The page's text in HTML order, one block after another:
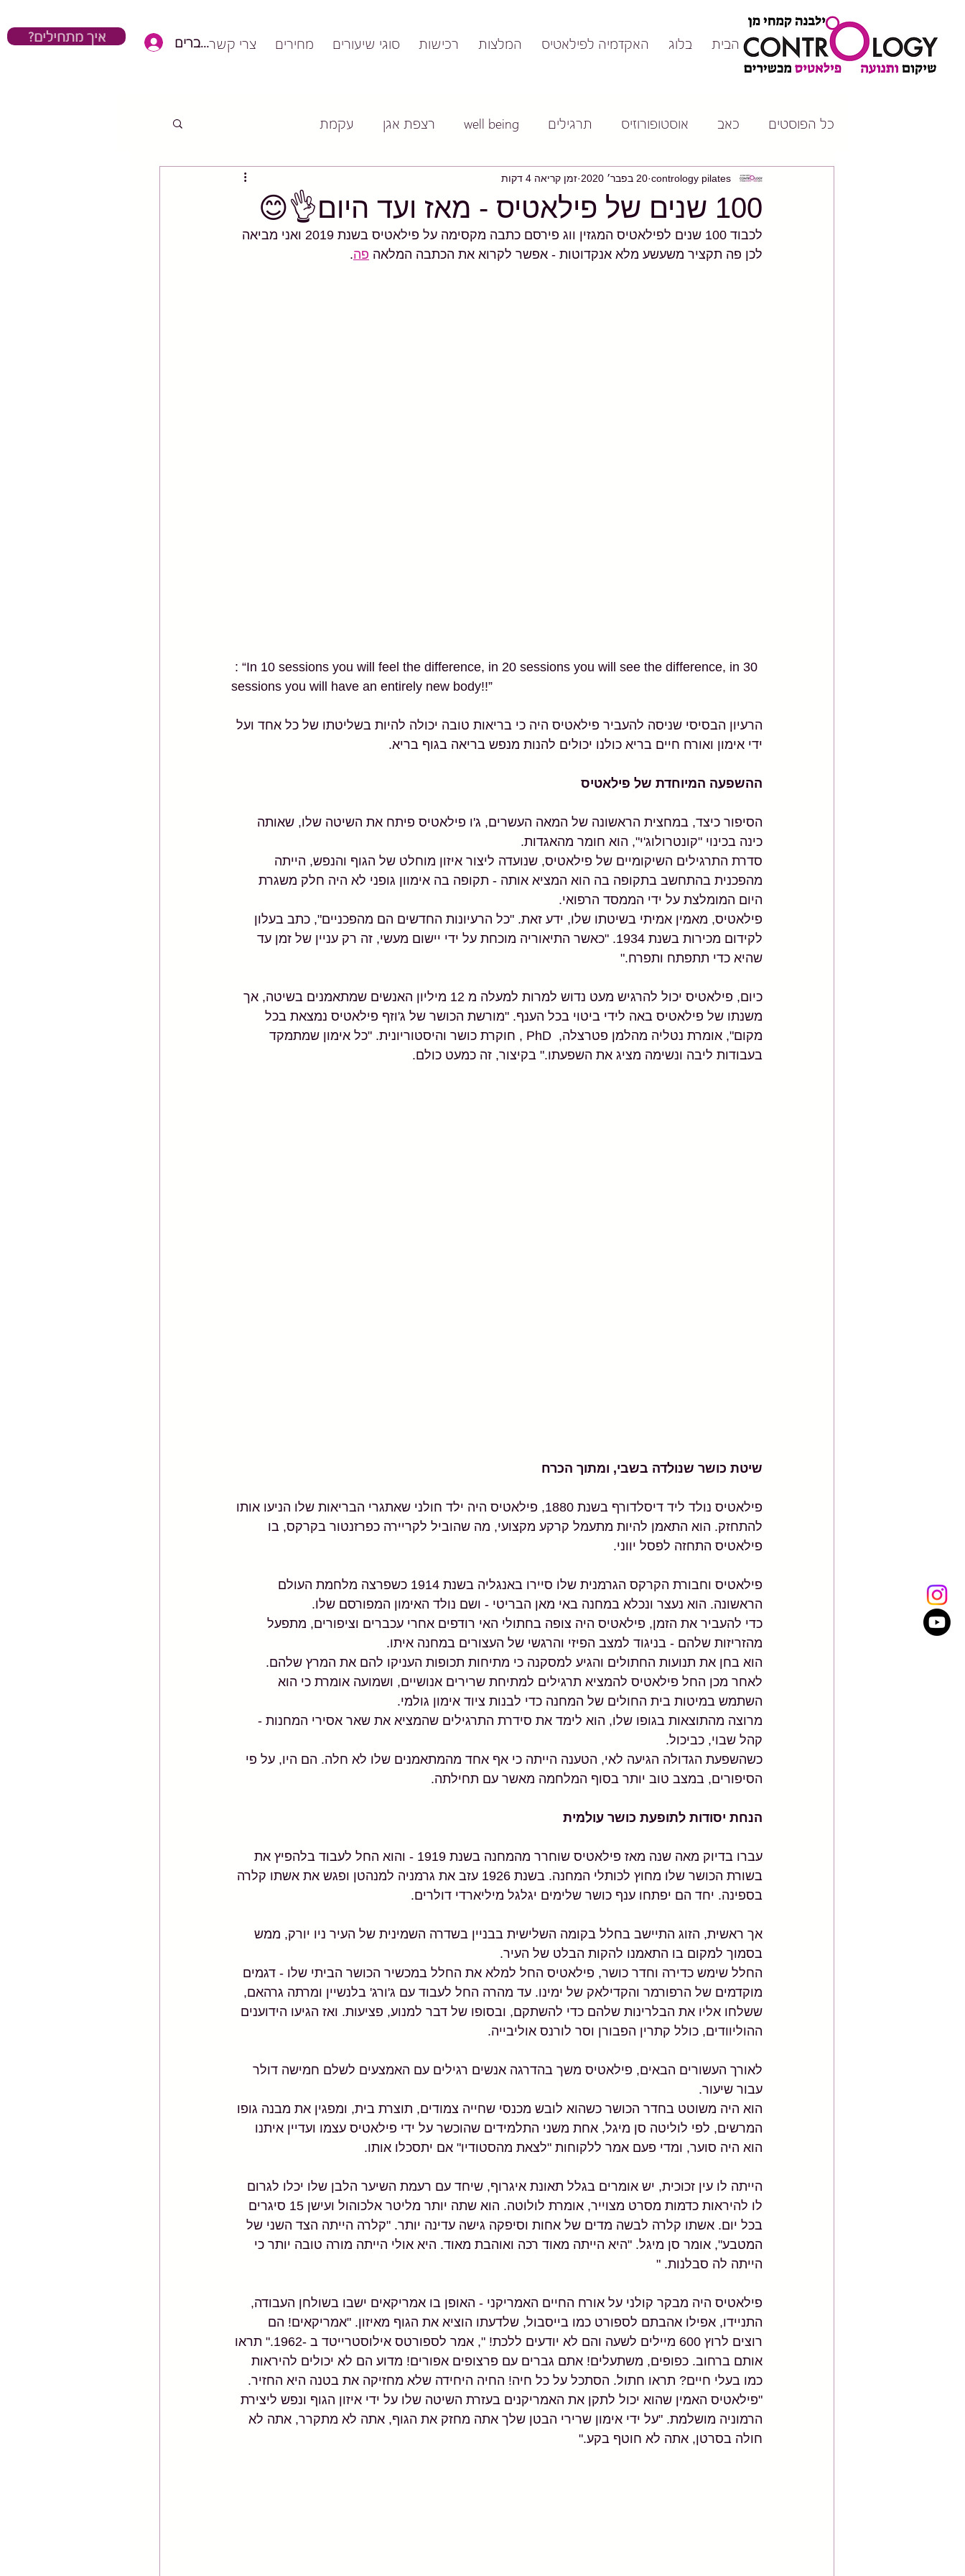
?איך מתחילים כניסת חברים דף הבית בלוג האקדמיה לפילאטיס המלצות רכישות סוגי שיעורים מחירים צרי קשר
כל הפוסטים כאב אוסטופורוזיס תרגילים well being רצפת אגן עקמת
100 שנים של פילאטיס - מאז ועד היום👌😊
contrology pilates 20 בפבר׳ 2020 זמן קריאה 4 דקות
לכבוד 100 שנים לפילאטיס המגזין ווג פירסם כתבה מקסימה על פילאטיס בשנת 2019 ואני מביאה
לכן פה תקציר משעשע מלא אנקדוטות - אפשר לקרוא את הכתבה המלאה פה.
sessions you will have an entirely new body!!”
הרעיון הבסיסי שניסה להעביר פילאטיס היה כי בריאות טובה יכולה להיות בשליטתו של כל אחד ועל
ידי אימון ואורח חיים בריא כולנו יכולים להנות מנפש בריאה בגוף בריא.
ההשפעה המיוחדת של פילאטיס
הסיפור כיצד, במחצית הראשונה של המאה העשרים, ג'ו פילאטיס פיתח את השיטה שלו, שאותה
כינה בכינוי "קונטרולוג'י", הוא חומר מהאגדות.
סדרת התרגילים השיקומיים של פילאטיס, שנועדה ליצור איזון מוחלט של הגוף והנפש, הייתה
מהפכנית בהתחשב בתקופה בה הוא המציא אותה - תקופה בה אימוון גופני לא היה חלק משגרת
היום המומלצת על ידי הממסד הרפואי.
פילאטיס, מאמין אמיתי בשיטתו שלו, ידע זאת. "כל הרעיונות החדשים הם מהפכניים", כתב בעלון
לקידום מכירות בשנת 1934. "כאשר התיאוריה מוכחת על ידי יישום מעשי, זה רק עניין של זמן עד
שהיא כדי תתפתח ותפרח."
כיום, פילאטיס יכול להרגיש מעט נדוש למרות למעלה מ 12 מיליון האנשים שמתאמנים בשיטה, אך
משנתו של פילאטיס באה לידי ביטוי בכל הענף. "מורשת הכושר של ג'וזף פילאטיס נמצאת בכל
מקום", אומרת נטליה מהלמן פטרצלה,  PhD , חוקרת כושר והיסטוריונית. "כל אימון שמתמקד
בעבודות ליבה ונשימה מציג את השפעתו." בקיצור, זה כמעט כולם.
שיטת כושר שנולדה בשבי, ומתוך הכרח
פילאטיס נולד ליד דיסלדורף בשנת 1880, פילאטיס היה ילד חולני שאתגרי הבריאות שלו הניעו אותו
להתחזק. הוא התאמן להיות מתעמל קרקע מקצועי, מה שהוביל לקריירה כפרזנטור בקרקס, בו
פילאטיס התחזה לפסל יווני.
פילאטיס וחבורת הקרקס הגרמנית שלו סיירו באנגליה בשנת 1914 כשפרצה מלחמת העולם
הראשונה. הוא נעצר ונכלא במחנה באי מאן הבריטי - ושם נולד האימון המפורסם שלו.
כדי להעביר את הזמן, פילאטיס היה צופה בחתולי האי רודפים אחרי עכברים וציפורים, מתפעל
מהזריזות שלהם - בניגוד למצב הפיזי והרגשי של העצורים במחנה איתו.
הוא בחן את תנועות החתולים והגיע למסקנה כי מתיחות תכופות העניקו להם את המרץ שלהם.
לאחר מכן החל פילאטיס להמציא תרגילים למתיחת שרירים אנושיים, ושמועה אומרת כי הוא
השתמש במיטות בית החולים של המחנה כדי לבנות ציוד אימון גולמי.
מרוצה מהתוצאות בגופו שלו, הוא לימד את סידרת התרגילים שהמציא את שאר אסירי המחנות -
קהל שבוי, כביכול.
כשהשפעת הגדולה הגיעה לאי, הטענה הייתה כי אף אחד מהמתאמנים שלו לא חלה. הם היו, על פי
הסיפורים, במצב טוב יותר בסוף המלחמה מאשר עם תחילתה.
הנחת יסודות לתופעת כושר עולמית
עברו בדיוק מאה שנה מאז פילאטיס שוחרר מהמחנה בשנת 1919 - והוא החל לעבוד בלהפיץ את
בשורת הכושר שלו מחוץ לכותלי המחנה. בשנת 1926 עזב את גרמניה למנהטן ופגש את אשתו קלרה
בספינה. יחד הם יפתחו ענף כושר שלימים יגלגל מיליארדי דולרים.
אך ראשית, הזוג התיישב בחלל בקומה השלישית בבניין בשדרה השמינית של העיר ניו יורק, ממש
בסמוך למקום בו התאמנו להקות הבלט של העיר.
החלל שימש כדירה וחדר כושר, פילאטיס החל למלא את החלל במכשיר הכושר הביתי שלו - דגמים
מוקדמים של הרפורמר והקדילאק של ימינו. עד מהרה החל לעבוד עם ג'ורג' בלנשיין ומרתה גרהאם,
ששלחו אליו את הבלרינות שלהם כדי להשתקם, ובסופו של דבר למנוע, פציעות. ואז הגיעו הידוענים
ההוליוודים, כולל קתרין הפבורן וסר לורנס אוליבייה.
לאורך העשורים הבאים, פילאטיס משך בהדרגה אנשים רגילים עם האמצעים לשלם חמישה דולר
עבור שיעור.
הוא היה משוטט בחדר הכושר כשהוא לובש מכנסי שחייה צמודים, תוצרת בית, ומפגין את מבנה גופו
המרשים, לפי לוליטה סן מיגל, אחת משני התלמידים שהוכשר על ידי פילאטיס עצמו ועדיין איתנו
הוא היה סוער, ומדי פעם אמר ללקוחות "לצאת מהסטודיו" אם יתסכלו אותו.
הייתה לו עין זכוכית, יש אומרים בגלל תאונת איגרוף, שיחד עם רעמת השיער הלבן שלו יכלו לגרום
לו להיראות כדמות מסרט מצוייר, אומרת לולוטה. הוא שתה יותר מליטר אלכוהול ועישן 15 סיגרים
בכל יום. אשתו קלרה לבשה מדים של אחות וסיפקה גישה עדינה יותר. "קלרה הייתה הצד השני של
המטבע", אומר סן מיגל. "היא הייתה מאוד רכה ואוהבת מאוד. היא אולי הייתה מורה טובה יותר כי
הייתה לה סבלנות. "
פילאטיס היה מבקר קולני על אורח החיים האמריקני - האופן בו אמריקאים ישבו בשולחן העבודה,
התניידו, אפילו אהבתם לספורט כמו בייסבול, שלדעתו הוציא את הגוף מאיזון. "אמריקאים! הם
רוצים לרוץ 600 מיילים לשעה והם לא יודעים ללכת! ", אמר לספורטס אילוסטרייטד ב -1962." תראו
אותם ברחוב. כפופים, משתעלים! אתם גברים עם פרצופים אפורים! מדוע הם לא יכולים להיראות
כמו בעלי חיים? תראו חתול. הסתכל על כל חיה! החיה היחידה שלא מחזיקה את בטנה היא החזיר.
"פילאטיס האמין שהוא יכול לתקן את האמריקנים בעזרת השיטה שלו על ידי איזון הגוף ונפש ליצירת
הרמוניה מושלמת. "על ידי אימון שרירי הבטן שלך אתה מחזק את הגוף, אתה לא מתקרר, אתה לא
חולה בסרטן, אתה לא חוטף בקע."